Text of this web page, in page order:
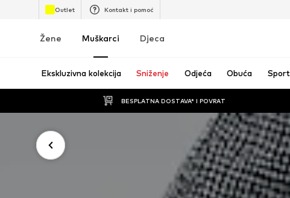
Outlet Kontakt i pomoć
Žene Muškarci Djeca
Ekskluzivna kolekcija Sniženje Odjeća Obuća Sport
BESPLATNA DOSTAVA* I POVRAT